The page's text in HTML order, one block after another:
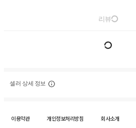
리뷰
셀러 상세 정보
이용약관 개인정보처리방침 회사소개